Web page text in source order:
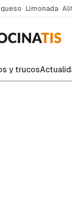
Limonada
y trucos